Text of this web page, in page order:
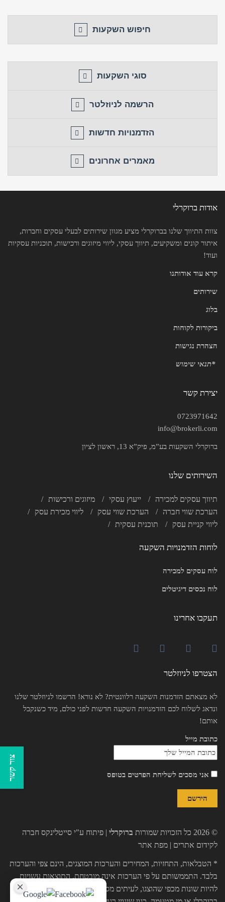
לא רשום לאתר?★ הירשם כאן! ★
חיפוש השקעות
סוגי השקעות
הרשמה לניוזלטר
הזדמנויות חדשות
מאמרים אחרונים
אודות ברוקרלי
צוות התיווך שלנו בברוקרלי מציע מגוון שירותים לבעלי עסקים וחברות,
איתור קונים ומשקיעים, תיווך עסקי, ליווי מיזוגים ורכישות, תוכניות עסקיות
ועוד!
קרא עוד אודותנו
שירותים
בלוג
ביקורות לקוחות
הצהרת נגישות
*תנאי שימוש
יצירת קשר
0723971642
info@brokerli.com
ברוקרלי השקעות בע”מ, פיק”א 13, ראשון לציון
השירותים שלנו
תיווך עסקים למכירה ייעוץ עסקי
מיזוגים ורכישות
הערכת שווי חברה
הערכת שווי עסק
ליווי מכירת עסק
ליווי קניית עסק
תוכנית עסקית
לוחות הזדמנויות השקעה
לוח עסקים למכירה
לוח נכסים דיגיטלים
תעקבו אחרינו
הצטרפו לניוזלטר
לא מצאתם הזדמנות השקעה רלוונטית? לא נורא! הרשמו לניוזלטר שלנו
ונדאג לשלוח לכם הזדמנויות השקעה חדשות לפני כולם, מיד כשנקבל
אותם!
כתובת מייל
אני מסכים לשליחת הפרטים בטופס
© 2026 כל הזכויות שמורות ברוקרלי | פיתוח ע"י סייטלינקס חברה
לקידום אתרים | מפת אתר
* הטבלאות, התחזיות, המחירים והערכות המוצגים, הינם צפי והערכות
בלבד. התממשותם על פי הערכות אינה מובטחת. התוצאות עשויות
להיות שונות מכפי שהוצגו, לעיתים מסיבות שאינן תלויות בחברת
צור קשר